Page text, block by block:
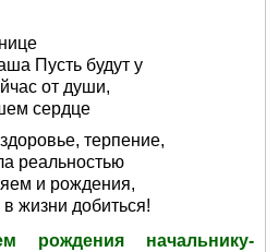
Пусть будут у
от души,
сердце
терпение,
реальностью
и рождения,
жизни добиться!
рождения начальнику-